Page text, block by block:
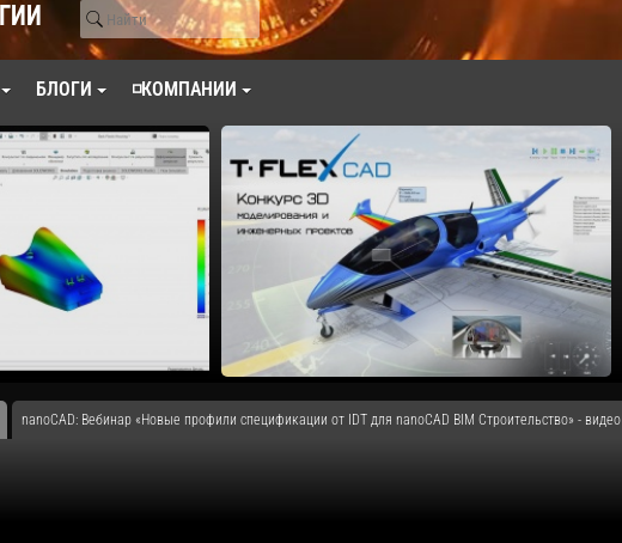
БЛОГИ ◽КОМПАНИИ
nanoCAD: Вебинар «Новые профили спецификации от IDT для nanoCAD BIM Строительство» - видео